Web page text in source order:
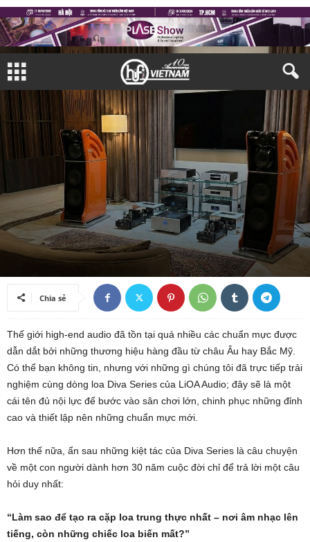
TRIỂN LÃM TRIỂN LÃM TRONG NƯỚC TAY CHƠI TAY CHƠI VIỆT NAM
Quỳnh Như - 02/12/2025
Chia sẻ
Thế giới high-end audio đã tồn tại quá nhiều các chuẩn mực được
dẫn dắt bởi những thương hiệu hàng đầu từ châu Âu hay Bắc Mỹ.
Có thể bạn không tin, nhưng với những gì chúng tôi đã trực tiếp trải
nghiệm cùng dòng loa Diva Series của LiOA Audio; đây sẽ là một
cái tên đủ nội lực để bước vào sân chơi lớn, chinh phục những đỉnh
cao và thiết lập nên những chuẩn mực mới.
Hơn thế nữa, ẩn sau những kiệt tác của Diva Series là câu chuyện
về một con người dành hơn 30 năm cuộc đời chỉ để trả lời một câu
hỏi duy nhất:
“Làm sao để tạo ra cặp loa trung thực nhất – nơi âm nhạc lên
tiếng, còn những chiếc loa biến mất?”